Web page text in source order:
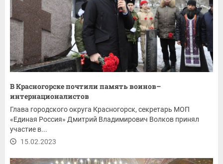
В Красногорске почтили память воинов–
интернационалистов
Глава городского округа Красногорск, секретарь МОП
«Единая Россия» Дмитрий Владимирович Волков принял
участие в...
15.02.2023